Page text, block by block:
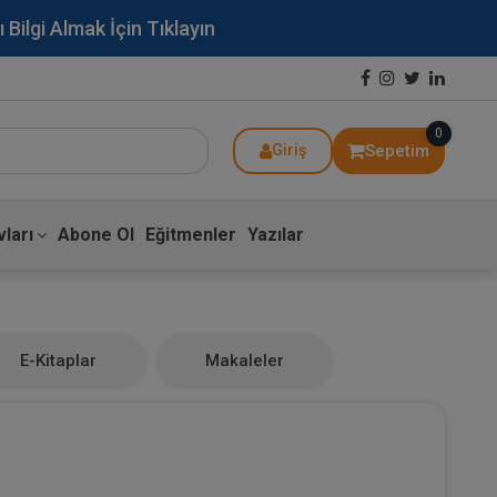
Almak İçin Tıklayın
Giriş Sepetim
0
Abone Ol Eğitmenler Yazılar
E-Kitaplar Makaleler